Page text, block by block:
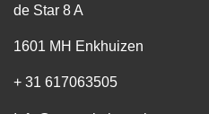
de Star 8 A
1601 MH Enkhuizen
+ 31 617063505